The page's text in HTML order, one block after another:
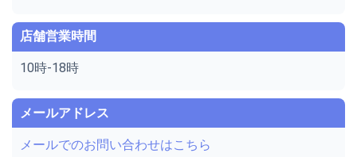
店舗営業時間
10時-18時
メールアドレス
メールでのお問い合わせはこちら